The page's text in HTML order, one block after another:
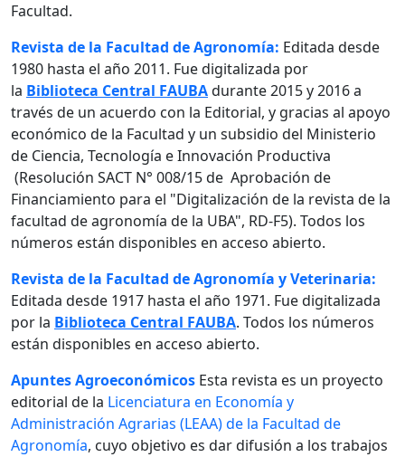
Facultad.
Revista de la Facultad de Agronomía: Editada desde
1980 hasta el año 2011. Fue digitalizada por
la Biblioteca Central FAUBAdurante 2015 y 2016 a
través de un acuerdo con la Editorial, y gracias al apoyo
económico de la Facultad y un subsidio del Ministerio
de Ciencia, Tecnología e Innovación Productiva
(Resolución SACT N° 008/15 de Aprobación de
Financiamiento para el "Digitalización de la revista de la
facultad de agronomía de la UBA", RD-F5). Todos los
números están disponibles en acceso abierto.
Revista de la Facultad de Agronomía y Veterinaria:
Editada desde 1917 hasta el año 1971. Fue digitalizada
por la Biblioteca Central FAUBA. Todos los números
están disponibles en acceso abierto.
Apuntes Agroeconómicos Esta revista es un proyecto
editorial de la Licenciatura en Economía y
Administración Agrarias (LEAA) de la Facultad de
Agronomía, cuyo objetivo es dar difusión a los trabajos